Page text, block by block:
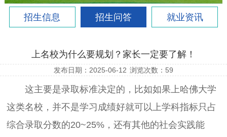
招生信息 招生问答 就业资讯
上名校为什么要规划？家长一定要了解！
发布日期：2025-06-12 浏览次数： 59
这主要是录取标准决定的，比如如果上哈佛大学
这类名校，并不是学习成绩好就可以上学科指标只占
综合录取分数的20~25%，还有其他的社会实践能